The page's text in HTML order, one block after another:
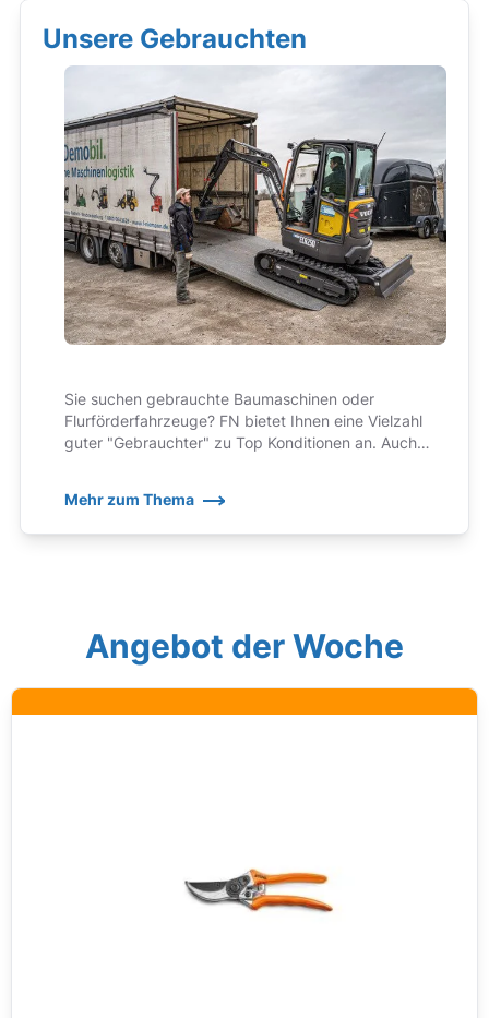
Unsere Gebrauchten
Sie suchen gebrauchte Baumaschinen oder
Flurförderfahrzeuge? FN bietet Ihnen eine Vielzahl
guter "Gebrauchter" zu Top Konditionen an. Auch
Mehr zum Thema
Angebot der Woche